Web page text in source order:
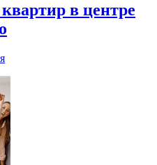
в центре